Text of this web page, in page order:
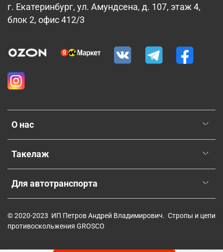
О нас
Такелаж
Для автотранспорта
г. Екатеринбург, ул. Амундсена, д. 107, этаж 4,
блок 2, офис 412/3
© 2020-2023 ИП Петров Андрей Владимирович. Стропы и цепи
противоскольжения GROSCO